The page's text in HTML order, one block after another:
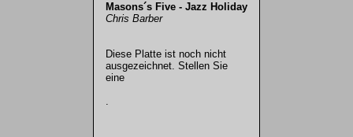
Masons´s Five - Jazz Holiday
Chris Barber
Diese Platte ist noch nicht
ausgezeichnet. Stellen Sie
eine